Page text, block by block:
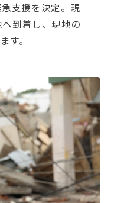
支援を決定。現
到着し、現地の
す。